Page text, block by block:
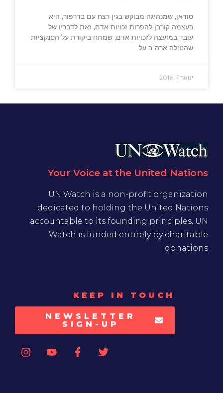
סודאן, שמנהיגה מבוקש בגין רצח עם בדרפור, היא
בעצמה קורבן להפרות זכויות אדם, זאת לדבריו של
עובד במועצה לזכויות אדם, שמתח ביקורת על הסנקציות
שהטילה ארה"ב על
ינואר 7, 2016
Your Voice at the United Nations
UN Watch is a non-profit organization
dedicated to holding the United Nations
accountable to its founding principles. UN
Watch is funded entirely by charitable
donations
KEEP IN TOUCH
NEWSLETTER
SIGN-UP